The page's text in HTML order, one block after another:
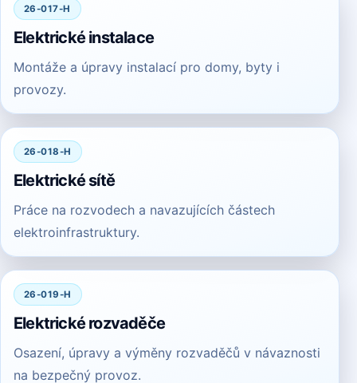
26-017-H
Elektrické instalace
Montáže a úpravy instalací pro domy, byty i
provozy.
26-018-H
Elektrické sítě
Práce na rozvodech a navazujících částech
elektroinfrastruktury.
26-019-H
Elektrické rozvaděče
Osazení, úpravy a výměny rozvaděčů v návaznosti
na bezpečný provoz.